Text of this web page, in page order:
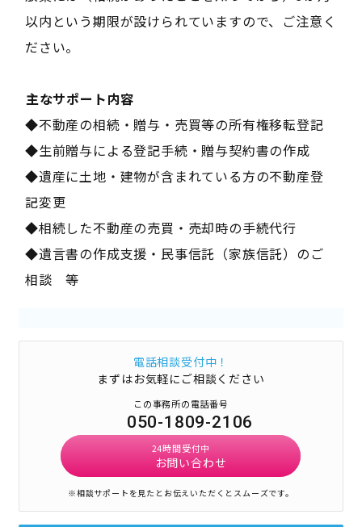
以内という期限が設けられていますので、ご注意く
ださい。
――主なサポート内容――
◆不動産の相続・贈与・売買等の所有権移転登記
◆生前贈与による登記手続・贈与契約書の作成
◆遺産に土地・建物が含まれている方の不動産登
記変更
◆相続した不動産の売買・売却時の手続代行
◆遺言書の作成支援・民事信託（家族信託）のご
相談 等
電話相談受付中！
まずはお気軽にご相談ください
この事務所の電話番号
050-1809-2106
24時間受付中
お問い合わせ
※相談サポートを見たとお伝えいただくとスムーズです。